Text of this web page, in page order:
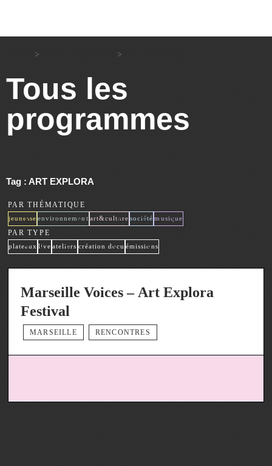
> >
Tous les
programmes
Tag : ART EXPLORA
PAR THÉMATIQUE
jeunesse
x environnement
x art&culture
x société
x musique
x
PAR TYPE
plateaux
x live
x ateliers
x création docu
x émissions
x
Marseille Voices – Art Explora
Festival
MARSEILLE RENCONTRES